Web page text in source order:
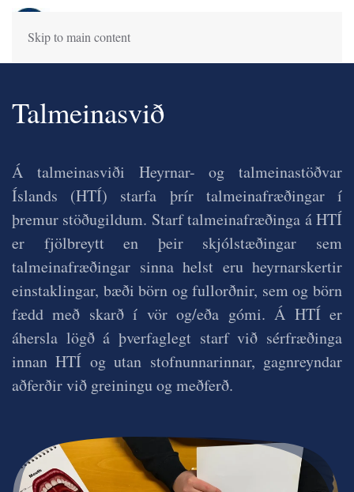
Skip to main content
Talmeinasvið
Á talmeinasviði Heyrnar- og talmeinastöðvar
Íslands (HTÍ) starfa þrír talmeinafræðingar í
þremur stöðugildum. Starf talmeinafræðinga á HTÍ
er fjölbreytt en þeir skjólstæðingar sem
talmeinafræðingar sinna helst eru heyrnarskertir
einstaklingar, bæði börn og fullorðnir, sem og börn
fædd með skarð í vör og/eða gómi. Á HTÍ er
áhersla lögð á þverfaglegt starf við sérfræðinga
innan HTÍ og utan stofnunnarinnar, gagnreyndar
aðferðir við greiningu og meðferð.